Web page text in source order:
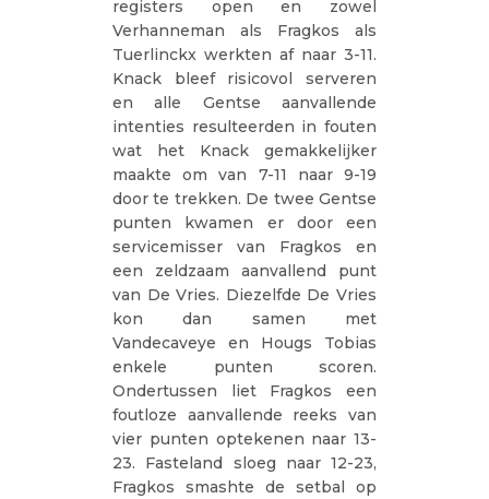
registers open en zowel
Verhanneman als Fragkos als
Tuerlinckx werkten af naar 3-11.
Knack bleef risicovol serveren
en alle Gentse aanvallende
intenties resulteerden in fouten
wat het Knack gemakkelijker
maakte om van 7-11 naar 9-19
door te trekken. De twee Gentse
punten kwamen er door een
servicemisser van Fragkos en
een zeldzaam aanvallend punt
van De Vries. Diezelfde De Vries
kon dan samen met
Vandecaveye en Hougs Tobias
enkele punten scoren.
Ondertussen liet Fragkos een
foutloze aanvallende reeks van
vier punten optekenen naar 13-
23. Fasteland sloeg naar 12-23,
Fragkos smashte de setbal op